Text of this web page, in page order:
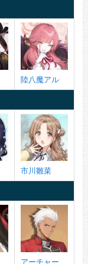
陸八魔アル
市川雛菜
アーチャー